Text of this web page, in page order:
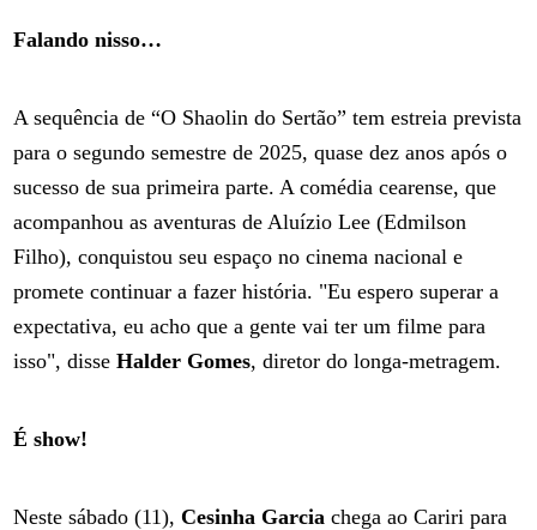
Falando nisso…
A sequência de “O Shaolin do Sertão” tem estreia prevista
para o segundo semestre de 2025, quase dez anos após o
sucesso de sua primeira parte. A comédia cearense, que
acompanhou as aventuras de Aluízio Lee (Edmilson
Filho), conquistou seu espaço no cinema nacional e
promete continuar a fazer história. "Eu espero superar a
expectativa, eu acho que a gente vai ter um filme para
isso", disseHalder Gomes, diretor do longa-metragem.
É show!
Neste sábado (11),Cesinha Garcia chega ao Cariri para